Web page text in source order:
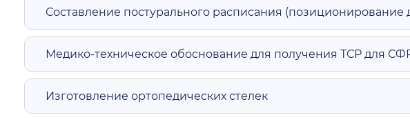
Составление постурального расписания (позиционирование
Медико-техническое обоснование для получения ТСР для
Изготовление ортопедических стелек